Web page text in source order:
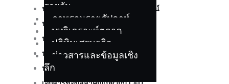
รายวัน
ภาพรวมรายสัปดาห์
บทวิเคราะห์ตลาด
ปฏิทินเศรษฐกิจ
ข่าวสารและข้อมูลเชิง
ลึก
นโยบายความขัดแย้งทางผลประโยชน์
นโยบายการจัดการข้อร้องเรียน
นโยบาย AML
นโยบายความเป็นส่วนตัว
นโยบายการเปิดเผยความเสี่ยง